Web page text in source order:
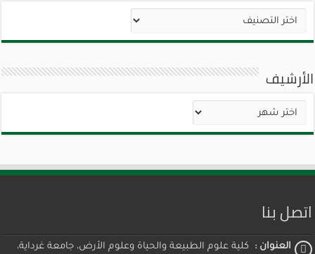
تصنيفات
الأرشيف
الأرشيف
اتصل بنا
العنوان : كلية علوم الطبيعة والحياة وعلوم الأرض، جامعة غرداية،